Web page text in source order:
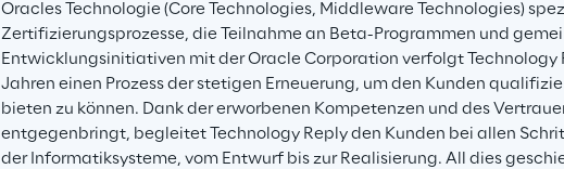
Oracles Technologie (Core Technologies, Middleware Technologies)
Zertifizierungsprozesse, die Teilnahme an Beta-Programmen und
Entwicklungsinitiativen mit der Oracle Corporation verfolgt Technology
Jahren einen Prozess der stetigen Erneuerung, um den Kunden
bieten zu können. Dank der erworbenen Kompetenzen und des
entgegenbringt, begleitet Technology Reply den Kunden bei allen
der Informatiksysteme, vom Entwurf bis zur Realisierung. All dies